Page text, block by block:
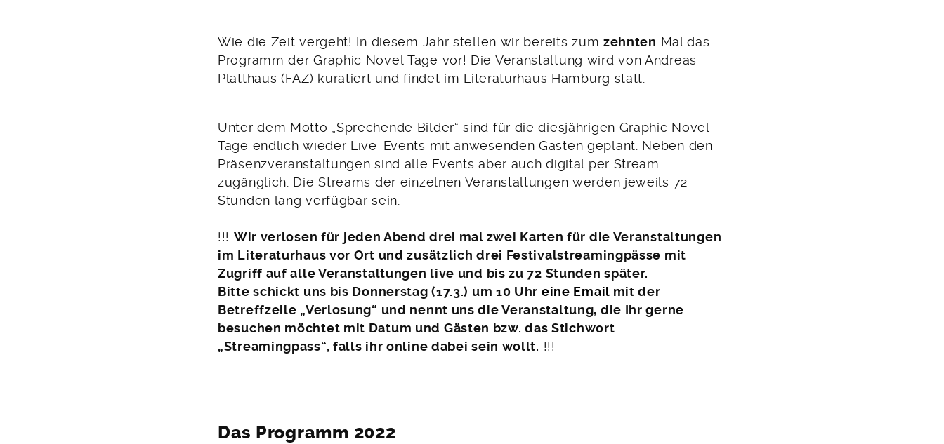
Wie die Zeit vergeht! In diesem Jahr stellen wir bereits zum zehnten Mal das
Programm der Graphic Novel Tage vor! Die Veranstaltung wird von Andreas
Platthaus (FAZ) kuratiert und findet im Literaturhaus Hamburg statt.
Unter dem Motto „Sprechende Bilder“ sind für die diesjährigen Graphic Novel
Tage endlich wieder Live-Events mit anwesenden Gästen geplant. Neben den
Präsenzveranstaltungen sind alle Events aber auch digital per Stream
zugänglich. Die Streams der einzelnen Veranstaltungen werden jeweils 72
Stunden lang verfügbar sein.
!!! Wir verlosen für jeden Abend drei mal zwei Karten für die Veranstaltungen
im Literaturhaus vor Ort und zusätzlich drei Festivalstreamingpässe mit
Zugriff auf alle Veranstaltungen live und bis zu 72 Stunden später.
Bitte schickt uns bis Donnerstag (17.3.) um 10 Uhr eine Emailmit der
Betreffzeile „Verlosung“ und nennt uns die Veranstaltung, die Ihr gerne
besuchen möchtet mit Datum und Gästen bzw. das Stichwort
„Streamingpass“, falls ihr online dabei sein wollt. !!!
Das Programm 2022